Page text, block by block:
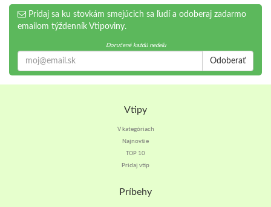
Pridaj sa ku stovkám smejúcich sa ľudí a odoberaj zadarmo
emailom týždenník Vtipoviny.
Doručené každú nedeľu
Odoberať
Vtipy
V kategóriach
Najnovšie
TOP 10
Pridaj vtip
Príbehy